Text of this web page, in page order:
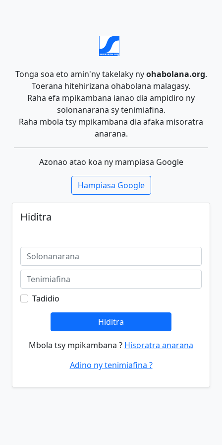
Tonga soa eto amin'ny takelaky nyohabolana.org.
Toerana hitehirizana ohabolana malagasy.
Raha efa mpikambana ianao dia ampidiro ny
solonanarana sy tenimiafina.
Raha mbola tsy mpikambana dia afaka misoratra
anarana.
Azonao atao koa ny mampiasa Google
Hampiasa Google
Hiditra
Tadidio
Hiditra
Mbola tsy mpikambana ? Hisoratra anarana
Adino ny tenimiafina ?